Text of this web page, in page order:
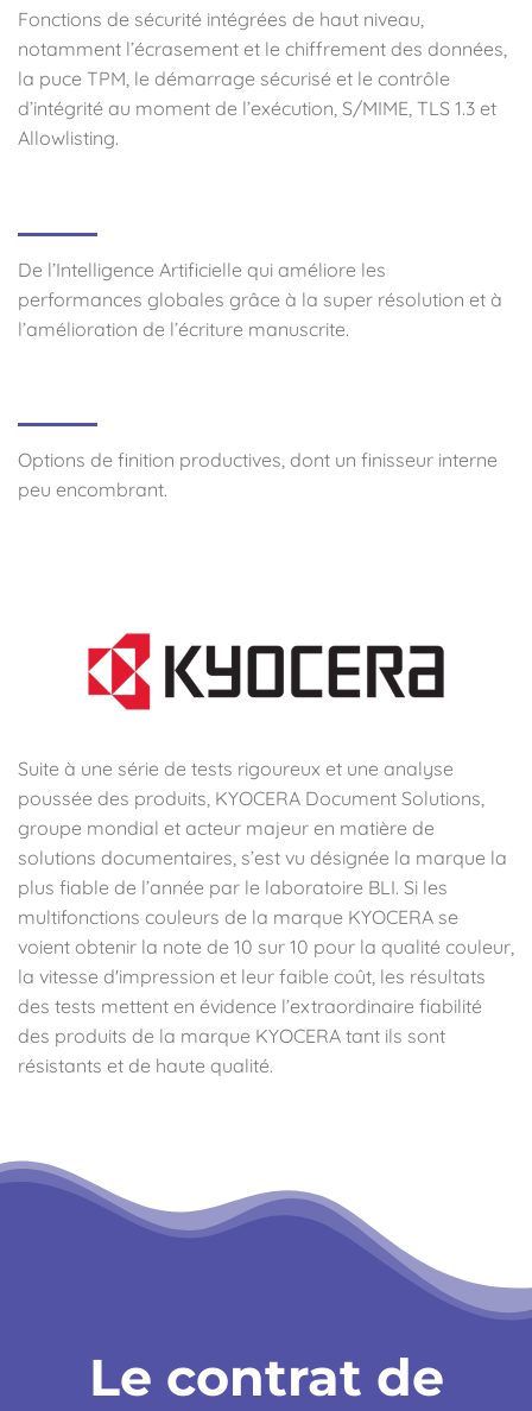
Fonctions de sécurité intégrées de haut niveau,
notamment l’écrasement et le chiffrement des données,
la puce TPM, le démarrage sécurisé et le contrôle
d’intégrité au moment de l’exécution, S/MIME, TLS 1.3 et
Allowlisting.
De l’Intelligence Artificielle qui améliore les
performances globales grâce à la super résolution et à
l’amélioration de l’écriture manuscrite.
Options de finition productives, dont un finisseur interne
peu encombrant.
Suite à une série de tests rigoureux et une analyse
poussée des produits, KYOCERA Document Solutions,
groupe mondial et acteur majeur en matière de
solutions documentaires, s’est vu désignée la marque la
plus fiable de l’année par le laboratoire BLI. Si les
multifonctions couleurs de la marque KYOCERA se
voient obtenir la note de 10 sur 10 pour la qualité couleur,
la vitesse d'impression et leur faible coût, les résultats
des tests mettent en évidence l’extraordinaire fiabilité
des produits de la marque KYOCERA tant ils sont
résistants et de haute qualité.
Le contrat de